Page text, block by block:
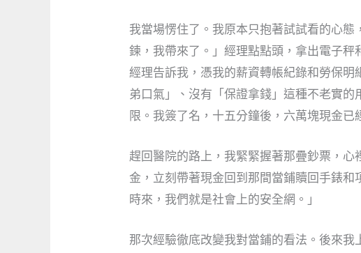
我當場愣住了。我原本只抱著試試看的心
鍊，我帶來了。」經理點點頭，拿出電子
經理告訴我，憑我的薪資轉帳紀錄和勞保
弟口氣」、沒有「保證拿錢」這種不老實
限。我簽了名，十五分鐘後，六萬塊現金已
趕回醫院的路上，我緊緊握著那疊鈔票，
金，立刻帶著現金回到那間當鋪贖回手錶
時來，我們就是社會上的安全網。」
那次經驗徹底改變我對當鋪的看法。後來